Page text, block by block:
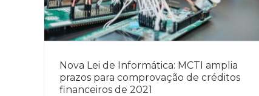
Nova Lei de Informática: MCTI amplia
prazos para comprovação de créditos
financeiros de 2021